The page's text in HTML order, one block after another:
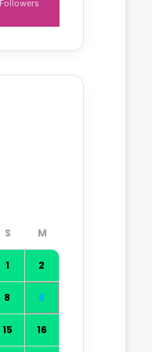
Followers
1 2
8 9
15 16